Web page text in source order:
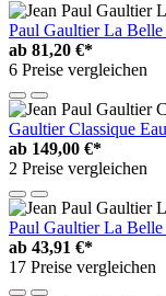
Paul Gaultier La
ab 81,20 €*
6 Preise vergleichen
Gaultier Classique
ab 149,00 €*
2 Preise vergleichen
Paul Gaultier La Belle
ab 43,91 €*
17 Preise vergleichen